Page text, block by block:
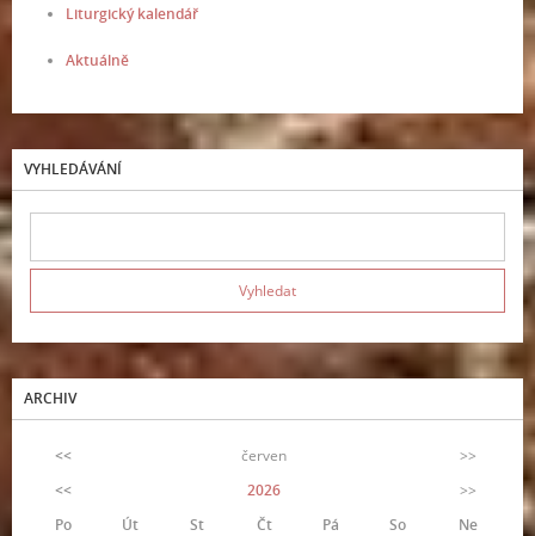
Liturgický kalendář
Aktuálně
VYHLEDÁVÁNÍ
ARCHIV
<< červen
>>
<<
2026
>>
Po
Út St Čt Pá So
Ne